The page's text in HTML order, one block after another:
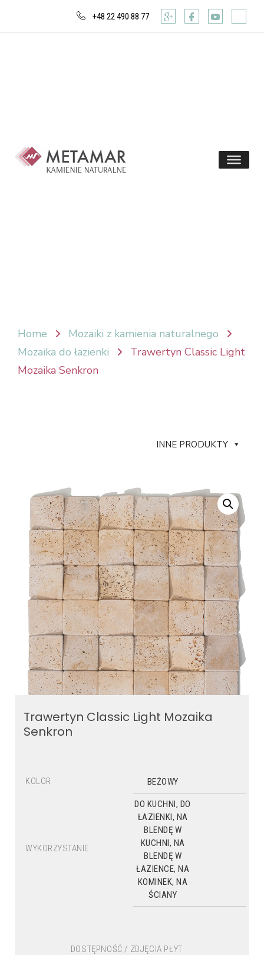
+48 22 490 88 77
Home
Mozaiki z kamienia naturalnego
Mozaika do łazienki
Trawertyn Classic Light
Mozaika Senkron
INNE PRODUKTY
Trawertyn Classic Light Mozaika
Senkron
KOLOR BEŻOWY
WYKORZYSTANIE
DO KUCHNI, DO
ŁAZIENKI, NA
BLENDĘ W
KUCHNI, NA
BLENDĘ W
ŁAZIENCE, NA
KOMINEK, NA
ŚCIANY
DOSTĘPNOŚĆ / ZDJĘCIA PŁYT